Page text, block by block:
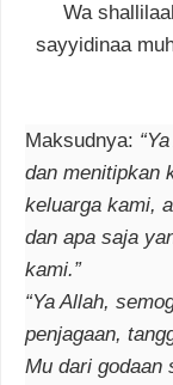
Wa
sayyidinaa
Maksudnya:
dan menitipkan
keluarga kami,
dan apa saja
kami.”
“Ya Allah,
penjagaan,
Mu dari godaan